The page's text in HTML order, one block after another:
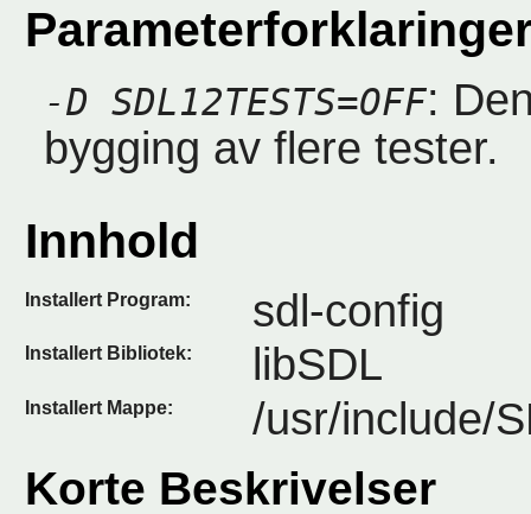
-D SDL12TESTS=OFF:
bygging av flere tester.
Innhold
Installert Program: sdl-config
Installert Bibliotek: libSDL
Installert Mappe: /usr/include/
Korte Beskrivelser